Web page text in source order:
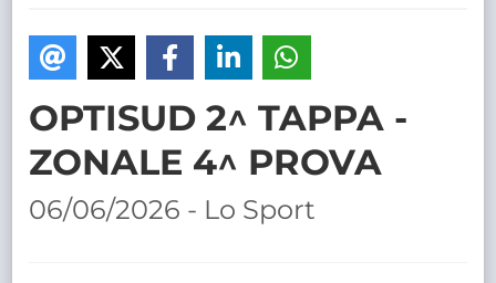
OPTISUD 2^ TAPPA -
ZONALE 4^ PROVA
06/06/2026 - Lo Sport